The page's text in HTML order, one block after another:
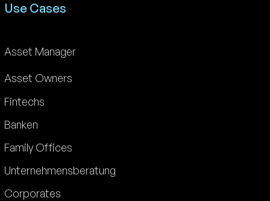
Use Cases
Asset Manager
Asset Owners
Fintechs
Banken
Family Offices
Unternehmensberatung
Corporates